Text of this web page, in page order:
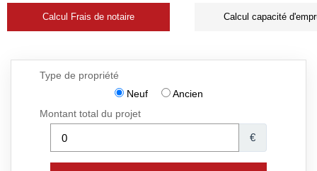
Calcul Frais de notaire Calcul capacité